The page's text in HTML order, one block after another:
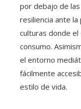
por debajo de
resiliencia ante
culturas donde
consumo.
el entorno
fácilmente
estilo de vida.